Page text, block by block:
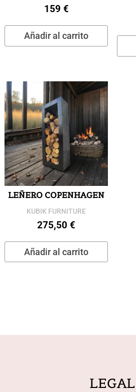
159 €
Añadir al carrito
LEÑERO COPENHAGEN
KUBIK FURNITURE
275,50€
Añadir al carrito
LEGAL